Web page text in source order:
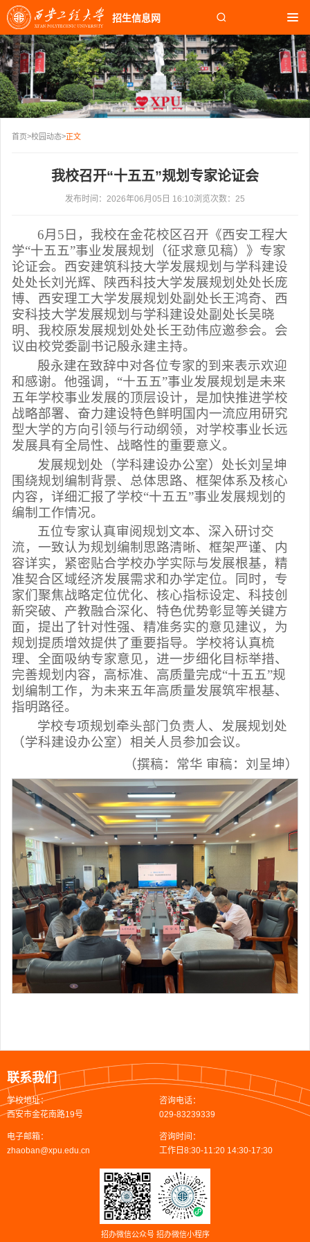
招生信息网
首页
招生快讯
报考指南
学院专业
首页>校园动态>正文
我校召开“十五五”规划专家论证会
发布时间：2026年06月05日 16:10浏览次数： 25
6月5日，我校在金花校区召开《西安工程大
学“十五五”事业发展规划（征求意见稿）》专家
论证会。西安建筑科技大学发展规划与学科建设
处处长刘光辉、陕西科技大学发展规划处处长庞
博、西安理工大学发展规划处副处长王鸿奇、西
安科技大学发展规划与学科建设处副处长吴晓
明、我校原发展规划处处长王劲伟应邀参会。会
议由校党委副书记殷永建主持。
殷永建在致辞中对各位专家的到来表示欢迎
和感谢。他强调，“十五五”事业发展规划是未来
五年学校事业发展的顶层设计，是加快推进学校
战略部署、奋力建设特色鲜明国内一流应用研究
型大学的方向引领与行动纲领，对学校事业长远
发展具有全局性、战略性的重要意义。
发展规划处（学科建设办公室）处长刘呈坤
围绕规划编制背景、总体思路、框架体系及核心
内容，详细汇报了学校“十五五”事业发展规划的
编制工作情况。
五位专家认真审阅规划文本、深入研讨交
流，一致认为规划编制思路清晰、框架严谨、内
容详实，紧密贴合学校办学实际与发展根基，精
准契合区域经济发展需求和办学定位。同时，专
家们聚焦战略定位优化、核心指标设定、科技创
新突破、产教融合深化、特色优势彰显等关键方
面，提出了针对性强、精准务实的意见建议，为
规划提质增效提供了重要指导。学校将认真梳
理、全面吸纳专家意见，进一步细化目标举措、
完善规划内容，高标准、高质量完成“十五五”规
划编制工作，为未来五年高质量发展筑牢根基、
指明路径。
学校专项规划牵头部门负责人、发展规划处
（学科建设办公室）相关人员参加会议。
（撰稿：常华 审稿：刘呈坤）
联系我们
学校地址：
西安市金花南路19号
咨询电话：
029-83239339
电子邮箱：
zhaoban@xpu.edu.cn
咨询时间：
工作日8:30-11:20 14:30-17:30
招办微信公众号 招办微信小程序